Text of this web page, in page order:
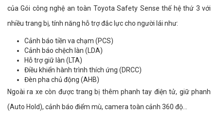
của Gói công nghệ an toàn Toyota Safety Sense thế hệ thứ 3 với
nhiều trang bị, tính năng hỗ trợ đắc lực cho người lái như:
Cảnh báo tiền va chạm (PCS)
Cảnh báo chệch làn (LDA)
Hỗ trợ giữ làn (LTA)
Điều khiển hành trình thích ứng (DRCC)
Đèn pha chủ động (AHB)
Ngoài ra xe còn được trang bị thêm phanh tay điện tử, giữ phanh
(Auto Hold), cảnh báo điểm mù, camera toàn cảnh 360 độ...